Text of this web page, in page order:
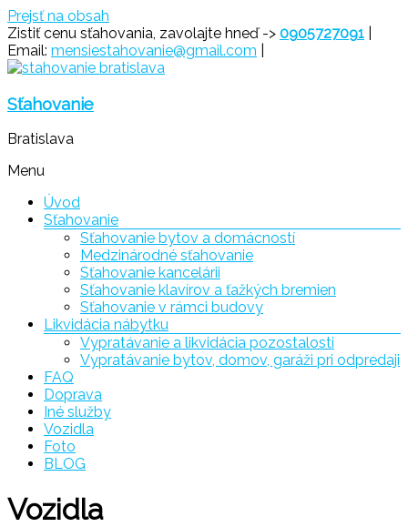
Prejsť na obsah
Zistiť cenu sťahovania, zavolajte hneď -> 0905727091
Email: mensiestahovanie@gmail.com
Sťahovanie
Bratislava
Menu
Úvod
Sťahovanie
Sťahovanie bytov a domácností
Medzinárodné sťahovanie
Sťahovanie kancelárii
Sťahovanie klavírov a ťažkých bremien
Sťahovanie v rámci budovy
Likvidácia nábytku
Vypratávanie a likvidácia pozostalosti
Vypratávanie bytov, domov, garáži pri odpredaji
FAQ
Doprava
Iné služby
Vozidla
Foto
BLOG
Vozidla